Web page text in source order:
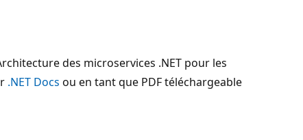
des microservices .NET pour les
.NET Docs ou en tant que PDF téléchargeable